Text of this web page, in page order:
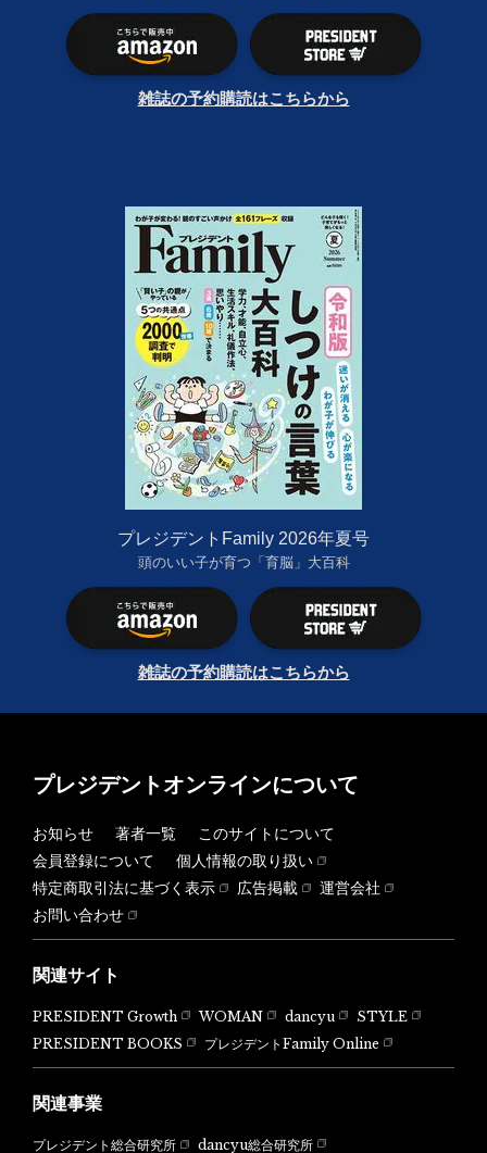
雑誌の予約購読はこちらから
プレジデントFamily 2026年夏号
頭のいい子が育つ「育脳」大百科
雑誌の予約購読はこちらから
プレジデントオンラインについて
お知らせ 著者一覧
このサイトについて
会員登録について
個人情報の取り扱い
特定商取引法に基づく表示
広告掲載
運営会社
お問い合わせ
関連サイト
PRESIDENT Growth WOMAN dancyu
STYLE
PRESIDENT BOOKS
プレジデントFamily Online
関連事業
プレジデント総合研究所 dancyu総合研究所